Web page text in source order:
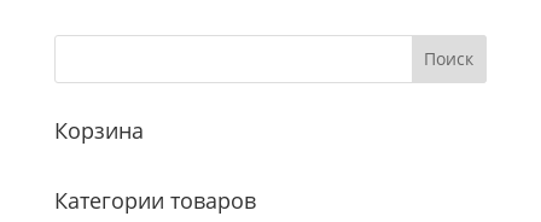
Корзина
Категории товаров